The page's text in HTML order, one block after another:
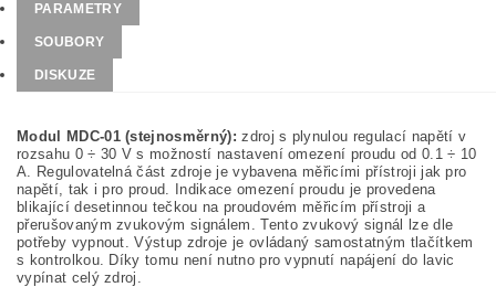
PARAMETRY
SOUBORY
DISKUZE
Modul MDC-01 (stejnosměrný): zdroj s plynulou regulací napětí v
rozsahu 0 ÷ 30 V s možností nastavení omezení proudu od 0.1 ÷ 10
A. Regulovatelná část zdroje je vybavena měřicími přístroji jak pro
napětí, tak i pro proud. Indikace omezení proudu je provedena
blikající desetinnou tečkou na proudovém měřicím přístroji a
přerušovaným zvukovým signálem. Tento zvukový signál lze dle
potřeby vypnout. Výstup zdroje je ovládaný samostatným tlačítkem
s kontrolkou. Díky tomu není nutno pro vypnutí napájení do lavic
vypínat celý zdroj.